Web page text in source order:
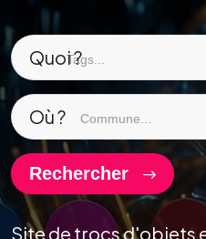
Quoi ?
Où ?
Rechercher
Site de trocs d'objets